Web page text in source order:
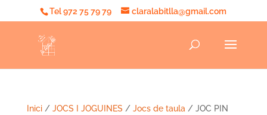
Tel 972 75 79 79 claralabitlla@gmail.com
Inici/ JOCS I JOGUINES / Jocs de taula / JOC PIN